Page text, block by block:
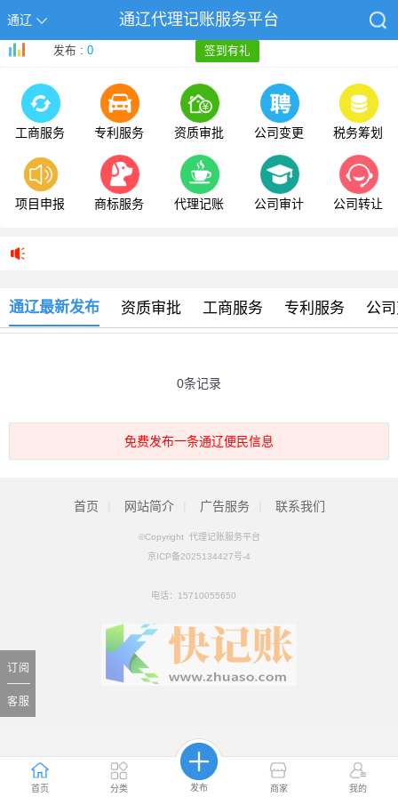
通辽 通辽代理记账服务平台
首页 分类 发布 商家 我的
发布 :0 签到有礼
工商服务 专利服务 资质审批 公司变更 税务筹划
项目申报 商标服务 代理记账 公司审计 公司转让
通辽最新发布 资质审批 工商服务 专利服务 公
0条记录
免费发布一条通辽便民信息
订阅
客服
首页 网站简介 广告服务 联系我们
©Copyright 代理记账服务平台
京ICP备2025134427号-4
电话： 15710055650